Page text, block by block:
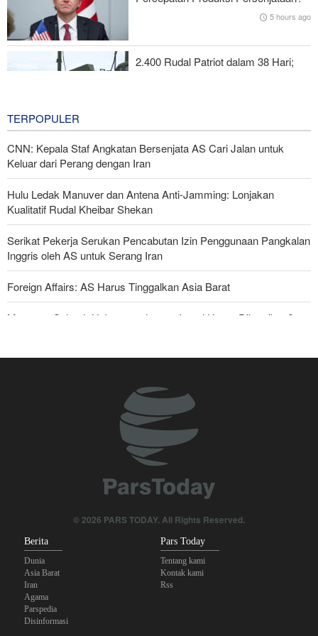
Ayaz Amir: Pakta Mekah Tak Jelas Lawan Siapa—AS yang Bikin
Kawasan Tak Aman!
5 hours ago
2.400 Rudal Patriot dalam 38 Hari;
TERPOPULER
CNN: Kepala Staf Angkatan Bersenjata AS Cari Jalan untuk
Keluar dari Perang dengan Iran
Hulu Ledak Manuver dan Antena Anti-Jamming: Lonjakan
Kualitatif Rudal Kheibar Shekan
Serikat Pekerja Serukan Pencabutan Izin Penggunaan Pangkalan
Inggris oleh AS untuk Serang Iran
Foreign Affairs: AS Harus Tinggalkan Asia Barat
Mengapa Seluruh Hubungan dengan Israel Harus Dihentikan?
Bantuan Obat-obatan dari 11 Negara untuk Iran di Masa Perang
Dua Sisi Arab Saudi Diserang; 'Pakta Makkah' Hanya Bertahan
Joe Kent: Komunitas Intelijen AS Tahu Iran Tidak Buat Nuklir, Tapi
© 2026 PARS TODAY. All Rights Reserved.
Berita
Dunia
Asia Barat
Iran
Agama
Parspedia
Disinformasi
Pars Today
Tentang kami
Kontak kami
Rss